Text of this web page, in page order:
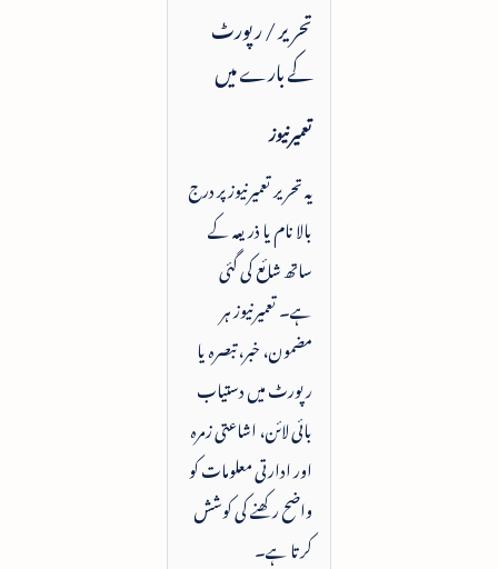
تحریر / رپورٹ
کے بارے میں
تعمیرنیوز
یہ تحریر تعمیرنیوز پر درج
بالا نام یا ذریعہ کے
ساتھ شائع کی گئی
ہے۔ تعمیرنیوز ہر
مضمون، خبر، تبصرہ یا
رپورٹ میں دستیاب
بائی لائن، اشاعتی زمرہ
اور ادارتی معلومات کو
واضح رکھنے کی کوشش
کرتا ہے۔